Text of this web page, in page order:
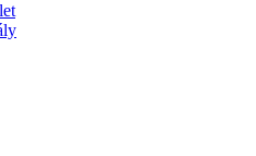
Telegram